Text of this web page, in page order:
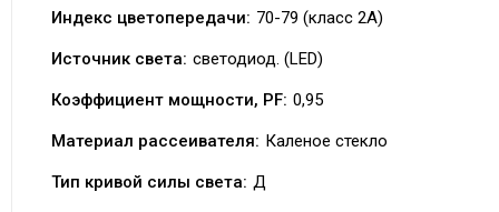
Индекс цветопередачи: 70-79 (класс 2A)
Источник света: светодиод. (LED)
Коэффициент мощности, PF: 0,95
Материал рассеивателя: Каленое стекло
Тип кривой силы света: Д